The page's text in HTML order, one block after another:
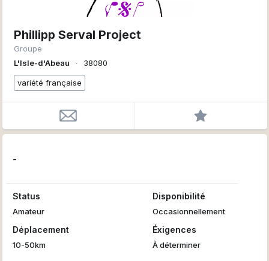
Phillipp Serval Project
Groupe
L'Isle-d'Abeau
∙ 38080
variété française
-
Status
Amateur
Disponibilité
Occasionnellement
Déplacement
10-50km
Éxigences
À déterminer